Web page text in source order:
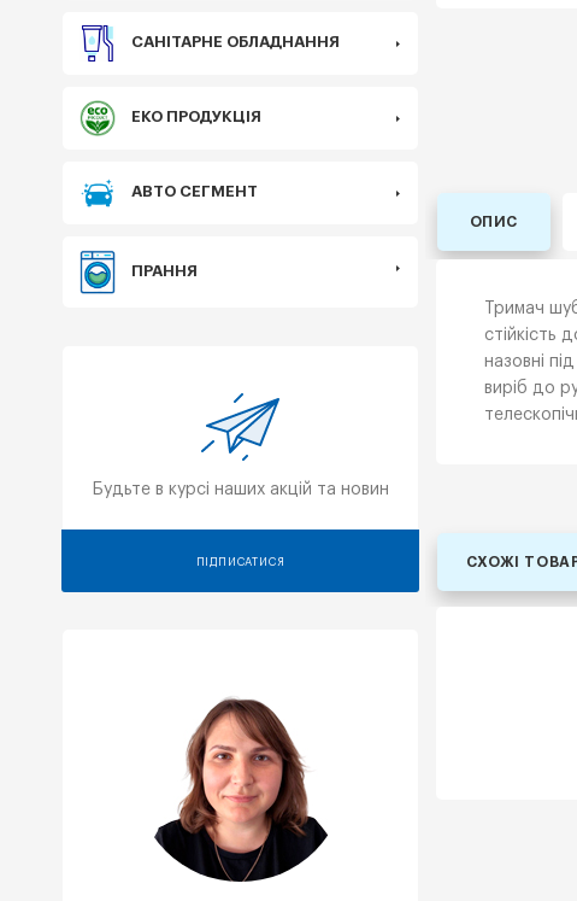
ОПИС
Тримач
стійкість
назовні
виріб до
СХОЖІ
САНІТАРНЕ ОБЛАДНАННЯ
ЕКО ПРОДУКЦІЯ
АВТО СЕГМЕНТ
ПРАННЯ
Будьте в курсі наших акцій та новин
ПІДПИСАТИСЯ